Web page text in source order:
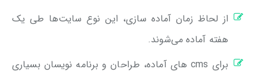
از لحاظ زمان آماده سازی، این نوع سایت‌ها طی یک
هفته آماده می‌شوند.
برای cms های آماده، طراحان و برنامه نویسان بسیاری